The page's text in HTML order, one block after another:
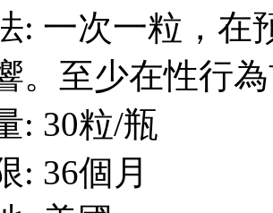
: 一次一粒，在
。至少在性行
: 30粒/瓶
: 36個月